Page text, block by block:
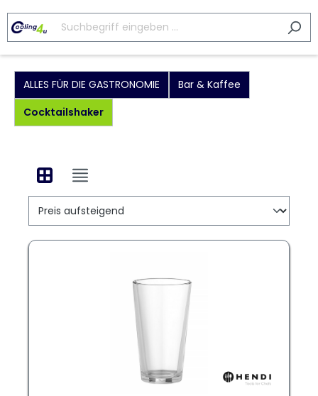
ALLES FÜR DIE GASTRONOMIE
Bar & Kaffee
Cocktailshaker